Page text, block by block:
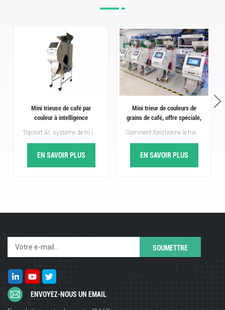
Mini trieuse de café par
couleur à intelligence
de café moisis, véreux et
Topsort AI, système de tri intelligent par apprentissage profond, trie tous les grains de café verts et torréfiés, zéro grain défectueux, aide les transformateurs et torréfacteurs de café à obtenir une valeur marchande premium à l'échelle mondiale.Topsort mini trieur de café par couleur IA Augmentez facilement vos profits sur le café !
EN SAVOIR PLUS
Mini trieur de couleurs de
grains de café, offre spéciale,
Comment fonctionne le trieur de couleurs de grains de café ?Système d'alimentation : les grains de café sont introduits dans la machine via une trémie. Le débit est soigneusement contrôlé pour garantir une alimentation uniforme.Technologie de tri optique : la machine utilise des caméras et des capteurs haute résolution pour détecter les moindres différences de couleur, de forme ou de taille des grains. Par exemple, elle identifie les grains présentant une décoloration, des taches ou des corps étrangers comme des pierres ou de la saleté.Mécanisme d'éjection : à l'aide de jets d'air comprimé, la machine sépare les grains défectueux ou les matières étrangères des grains acceptables, garantissant ainsi un produit propre et de haute qualité. Tri par dessus trieur de couleurs de grains de café est votre meilleur choix !
EN SAVOIR PLUS
ENVOYEZ-NOUS UN EMAIL